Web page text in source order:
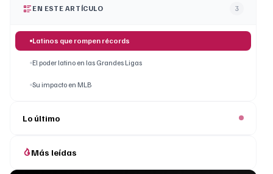
EN ESTE ARTÍCULO 3
Latinos que rompen récords
El poder latino en las Grandes Ligas
Su impacto en MLB
Lo último
Más leídas